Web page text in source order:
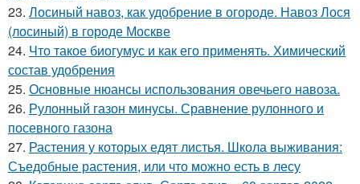
23. Лосиный навоз, как удобрение в огороде. Навоз Лося
(лосиный) в городе Москве
24. Что такое биогумус и как его применять. Химический
состав удобрения
25. Основные нюансы использования овечьего навоза.
26. Рулонный газон минусы. Сравнение рулонного и
посевного газона
27. Растения у которых едят листья. Школа выживания:
Съедобные растения, или что можно есть в лесу